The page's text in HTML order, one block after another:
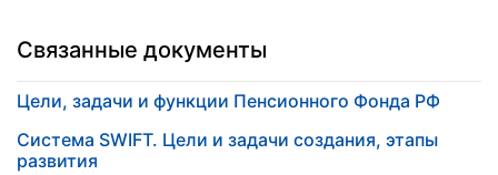
Связанные документы
Цели, задачи и функции Пенсионного Фонда РФ
Система SWIFT. Цели и задачи создания, этапы
развития